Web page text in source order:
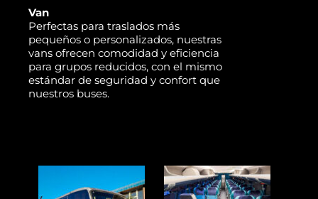
Van
Perfectas para traslados más
pequeños o personalizados, nuestras
vans ofrecen comodidad y eficiencia
para grupos reducidos, con el mismo
estándar de seguridad y confort que
nuestros buses.